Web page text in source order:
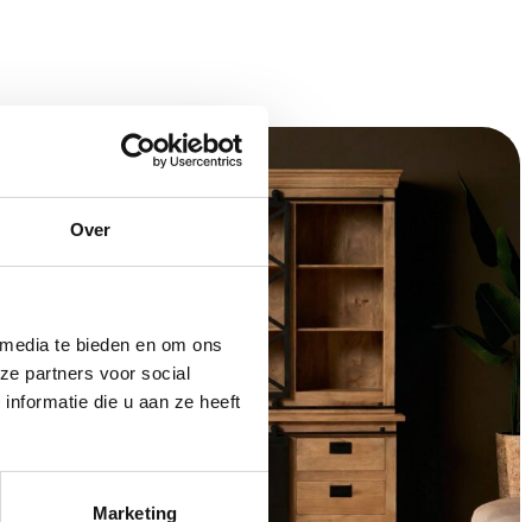
Over
te bieden en om ons
partners voor social
die u aan ze heeft
Marketing